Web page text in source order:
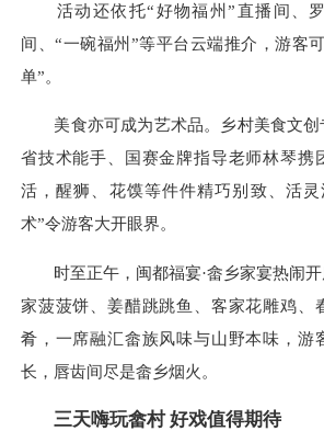
活动还依托“好物福州”直播间、罗
间、“一碗福州”等平台云端推介，游客
单”。
美食亦可成为艺术品。乡村美食文创
省技术能手、国赛金牌指导老师林琴携
活，醒狮、花馍等件件精巧别致、活
术”令游客大开眼界。
时至正午，闽都福宴·畲乡家宴热闹开
家菠菠饼、姜醋跳跳鱼、客家花雕鸡、
肴，一席融汇畲族风味与山野本味，游
长，唇齿间尽是畲乡烟火。
三天嗨玩畲村 好戏值得期待